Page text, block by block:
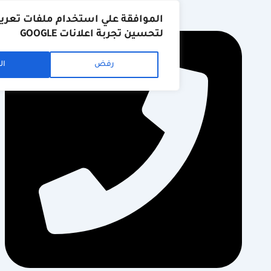
الموافقة علي استخدام ملفات تعريف
لتحسين تجربة اعلانات GOOGLE